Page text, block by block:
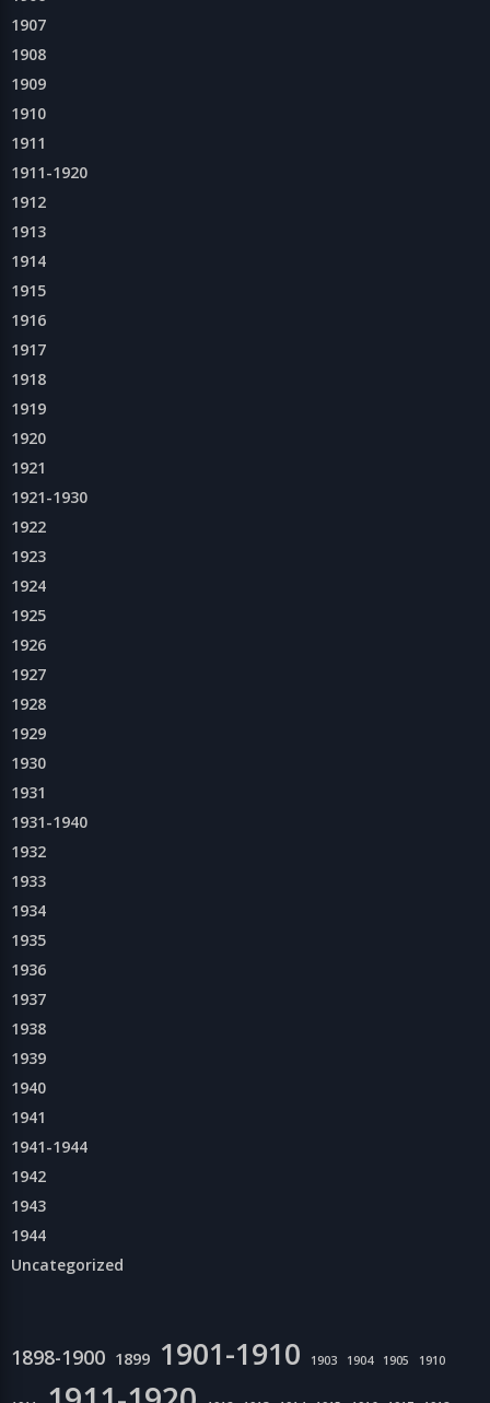
1907
1908
1909
1910
1911
1911-1920
1912
1913
1914
1915
1916
1917
1918
1919
1920
1921
1921-1930
1922
1923
1924
1925
1926
1927
1928
1929
1930
1931
1931-1940
1932
1933
1934
1935
1936
1937
1938
1939
1940
1941
1941-1944
1942
1943
1944
Uncategorized
1898-1900 1899 1901-1910 1903 1904 1905 1910